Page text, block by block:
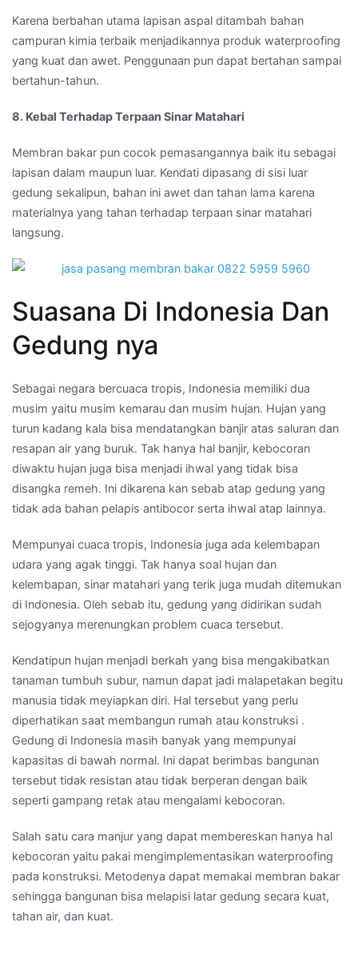
Karena berbahan utama lapisan aspal ditambah bahan
campuran kimia terbaik menjadikannya produk waterproofing
yang kuat dan awet. Penggunaan pun dapat bertahan sampai
bertahun-tahun.
8. Kebal Terhadap Terpaan Sinar Matahari
Membran bakar pun cocok pemasangannya baik itu sebagai
lapisan dalam maupun luar. Kendati dipasang di sisi luar
gedung sekalipun, bahan ini awet dan tahan lama karena
materialnya yang tahan terhadap terpaan sinar matahari
langsung.
Suasana Di Indonesia Dan
Gedung nya
Sebagai negara bercuaca tropis, Indonesia memiliki dua
musim yaitu musim kemarau dan musim hujan. Hujan yang
turun kadang kala bisa mendatangkan banjir atas saluran dan
resapan air yang buruk. Tak hanya hal banjir, kebocoran
diwaktu hujan juga bisa menjadi ihwal yang tidak bisa
disangka remeh. Ini dikarena kan sebab atap gedung yang
tidak ada bahan pelapis antibocor serta ihwal atap lainnya.
Mempunyai cuaca tropis, Indonesia juga ada kelembapan
udara yang agak tinggi. Tak hanya soal hujan dan
kelembapan, sinar matahari yang terik juga mudah ditemukan
di Indonesia. Oleh sebab itu, gedung yang didirikan sudah
sejogyanya merenungkan problem cuaca tersebut.
Kendatipun hujan menjadi berkah yang bisa mengakibatkan
tanaman tumbuh subur, namun dapat jadi malapetakan begitu
manusia tidak meyiapkan diri. Hal tersebut yang perlu
diperhatikan saat membangun rumah atau konstruksi .
Gedung di Indonesia masih banyak yang mempunyai
kapasitas di bawah normal. Ini dapat berimbas bangunan
tersebut tidak resistan atau tidak berperan dengan baik
seperti gampang retak atau mengalami kebocoran.
Salah satu cara manjur yang dapat membereskan hanya hal
kebocoran yaitu pakai mengimplementasikan waterproofing
pada konstruksi. Metodenya dapat memakai membran bakar
sehingga bangunan bisa melapisi latar gedung secara kuat,
tahan air, dan kuat.